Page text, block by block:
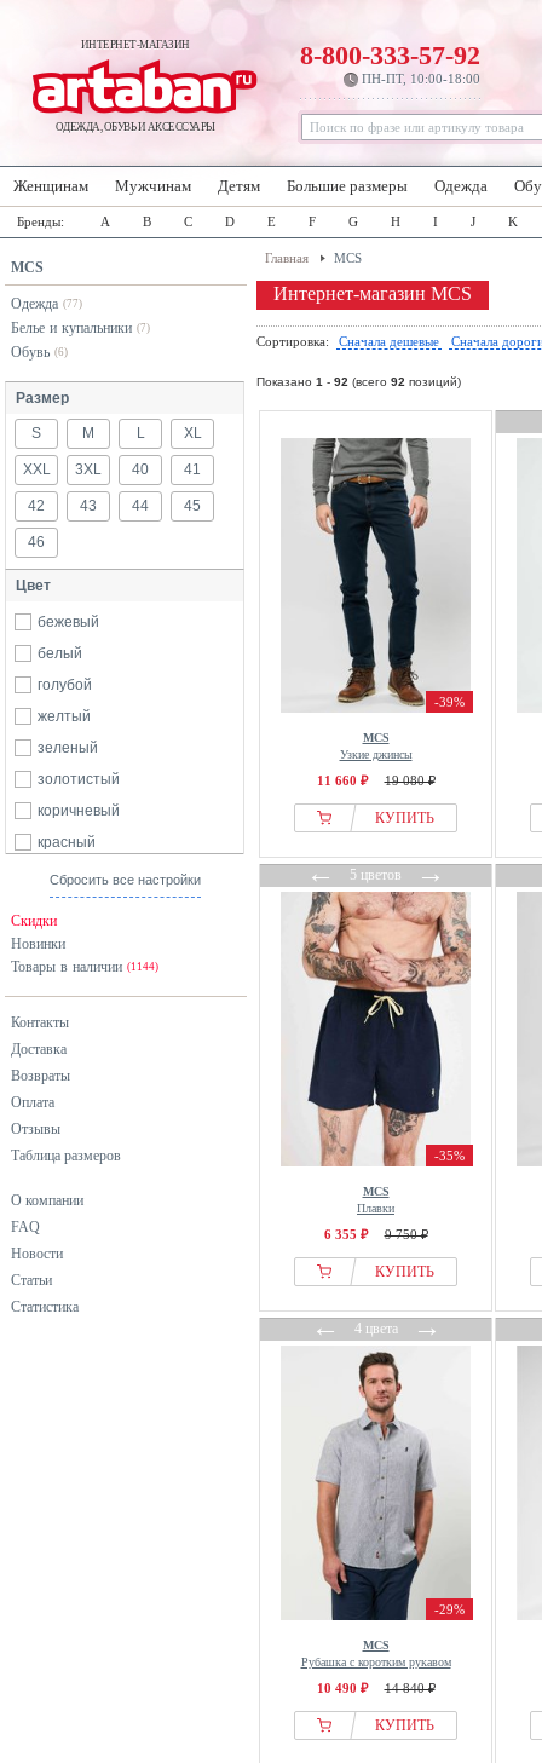
ИНТЕРНЕТ-МАГАЗИН
ОДЕЖДА, ОБУВЬ И АКСЕССУАРЫ
8-800-333-57-92
ПН-ПТ, 10:00-18:00
Женщинам Мужчинам Детям Большие размеры Одежда
Бренды: A B C D E F G H I J K
MCS
Одежда (77)
Белье и купальники (7)
Обувь (6)
Размер
S M L XL
XXL 3XL 40 41
42 43 44 45
46
Цвет
бежевый
белый
голубой
желтый
зеленый
золотистый
коричневый
красный
оранжевый
серый
синий
черный
Сбросить все настройки
Скидки
Новинки
Товары в наличии (1144)
Контакты
Доставка
Возвраты
Оплата
Отзывы
Таблица размеров
О компании
FAQ
Новости
Статьи
Статистика
Главная MCS
Интернет-магазин MCS
Сортировка: Сначала дешевые Сначала
Показано 1 - 92 (всего 92 позиций)
-39%
MCS
Узкие джинсы
11 660 ₽ 19 080 ₽
КУПИТЬ
←5 цветов→
-35%
MCS
Плавки
6 355 ₽ 9 750 ₽
КУПИТЬ
←4 цвета→
-29%
MCS
Рубашка с коротким рукавом
10 490 ₽ 14 840 ₽
КУПИТЬ